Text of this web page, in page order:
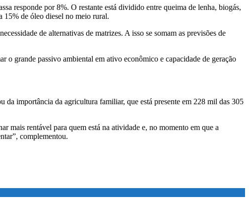
responde por 8%. O restante está dividido entre queima de lenha, biogás,
15% de óleo diesel no meio rural.
de alternativas de matrizes. A isso se somam as previsões de
o grande passivo ambiental em ativo econômico e capacidade de geração
importância da agricultura familiar, que está presente em 228 mil das 305
mais rentável para quem está na atividade e, no momento em que a
complementou.